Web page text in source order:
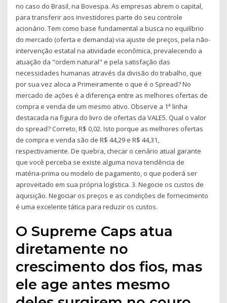
no caso do Brasil, na Bovespa. As empresas abrem o capital,
para transferir aos investidores parte do seu controle
acionário. Tem como base fundamental a busca no equilíbrio
do mercado (oferta e demanda) via ajuste de preços, pela não-
intervenção estatal na atividade econômica, prevalecendo a
atuação da "ordem natural" e pela satisfação das
necessidades humanas através da divisão do trabalho, que
por sua vez aloca a Primeiramente o que é o Spread? No
mercado de ações é a diferença entre as melhores ofertas de
compra e venda de um mesmo ativo. Observe a 1ª linha
destacada na figura do livro de ofertas da VALE5. Qual o valor
do spread? Correto, R$ 0,02. Isto porque as melhores ofertas
de compra e venda são de R$ 44,29 e R$ 44,31,
respectivamente. De quebra, checar o cenário atual garante
que você perceba se existe alguma nova tendência de
matéria-prima ou modelo de pagamento, o que poderá ser
aproveitado em sua própria logística. 3. Negocie os custos de
aquisição. Negociar os preços e as condições de fornecimento
é uma excelente tática para reduzir os custos.
O Supreme Caps atua
diretamente no
crescimento dos fios, mas
ele age antes mesmo